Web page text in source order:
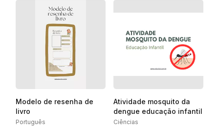
Modelo de resenha de
livro
Português
Atividade mosquito da
dengue educação infantil
Ciências